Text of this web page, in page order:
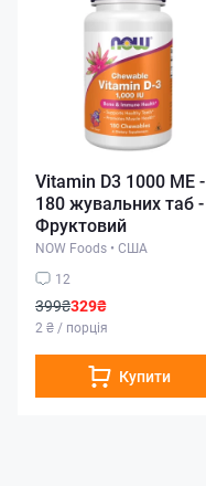
Vitamin D3 1000 ME -
180 жувальних таб -
Фруктовий
NOW Foods • США
12
399₴329₴
2 ₴ / порція
Купити